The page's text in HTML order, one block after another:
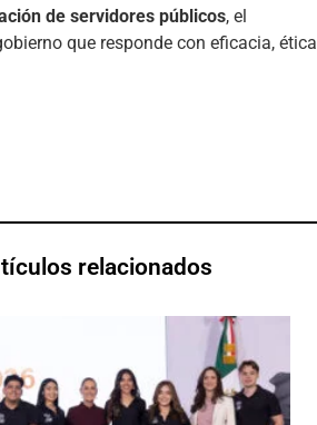
de servidores públicos, el
que responde con eficacia, ética
relacionados